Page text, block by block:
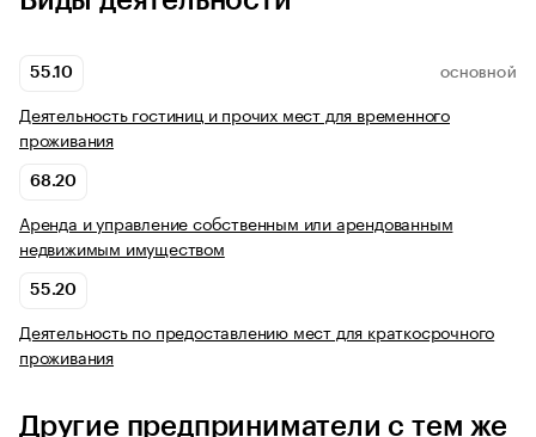
55.10 ОСНОВНОЙ
Деятельность гостиниц и прочих мест для временного
проживания
68.20
Аренда и управление собственным или арендованным
недвижимым имуществом
55.20
Деятельность по предоставлению мест для краткосрочного
проживания
Другие предприниматели с тем же